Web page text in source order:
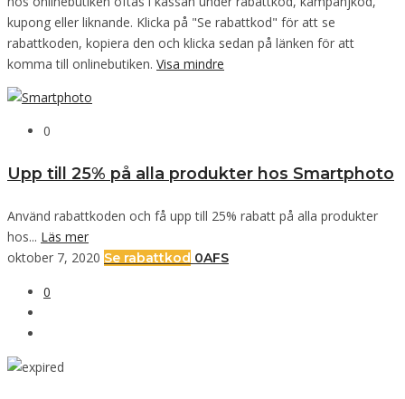
kupong eller liknande. Klicka på "Se rabattkod" för att se
rabattkoden, kopiera den och klicka sedan på länken för att
komma till onlinebutiken. Visa mindre
0
Upp till 25% på alla produkter hos Smartphoto
Använd rabattkoden och få upp till 25% rabatt på alla produkter
hos... Läs mer
oktober 7, 2020 Se rabattkod 0AFS
0